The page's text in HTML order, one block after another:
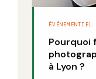
ÉVÉNEMENTIEL
Pourquoi
à Lyon ?